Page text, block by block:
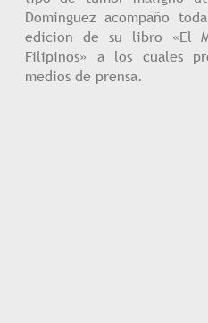
Dominguez acompaño
edicion de su libro «El
Filipinos» a los cuales
medios de prensa.